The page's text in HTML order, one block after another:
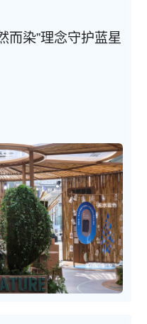
而染”理念守护蓝星